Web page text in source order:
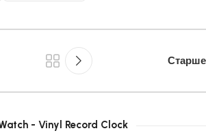
Старше
- Vinyl Record Clock